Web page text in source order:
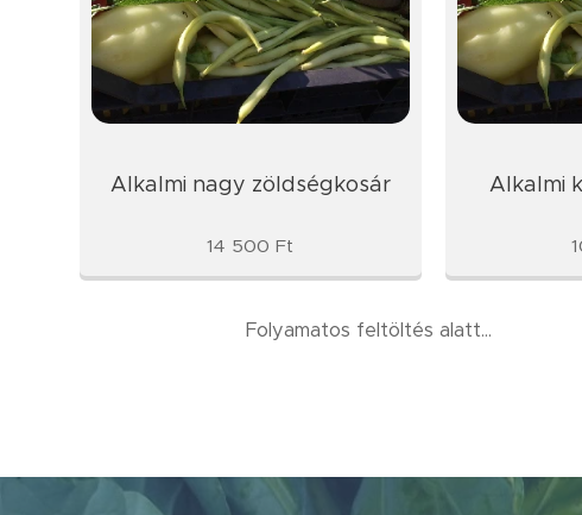
Alkalmi nagy zöldségkosár
14 500 Ft
Alkalmi
Folyamatos feltöltés alatt...